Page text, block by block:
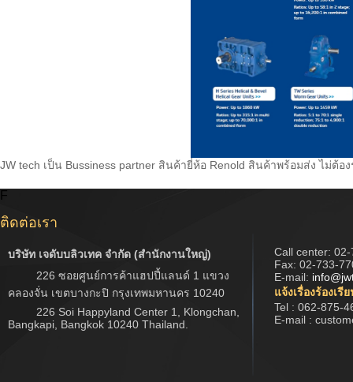
JW tech เป็น Bussiness partner สินค้ายี่ห้อ Renold สินค้าพร้อมส่ง ไม่ต้
F
ติดต่อเรา
บริษัท เจดับบลิวเทค จำกัด (สำนักงานใหญ่)
226 ซอยศูนย์การค้าแฮปปี้แลนด์ 1 แขวง
คลองจั่น เขตบางกะปิ กรุงเทพมหานคร 10240
226 Soi Happyland Center 1, Klongchan,
Bangkapi, Bangkok 10240 Thailand.
Call center: 02-
Fax: 02-733-
E-mail:
แจ้งเรื่องร้องเรี
Tel : 062-875-
E-mail :